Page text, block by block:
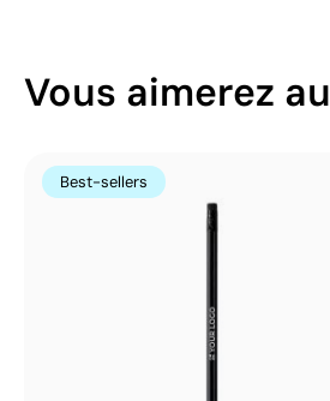
Vous aimerez
Best-sellers